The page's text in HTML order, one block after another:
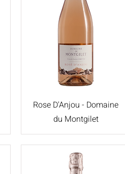
Rose D'Anjou - Domaine
du Montgilet